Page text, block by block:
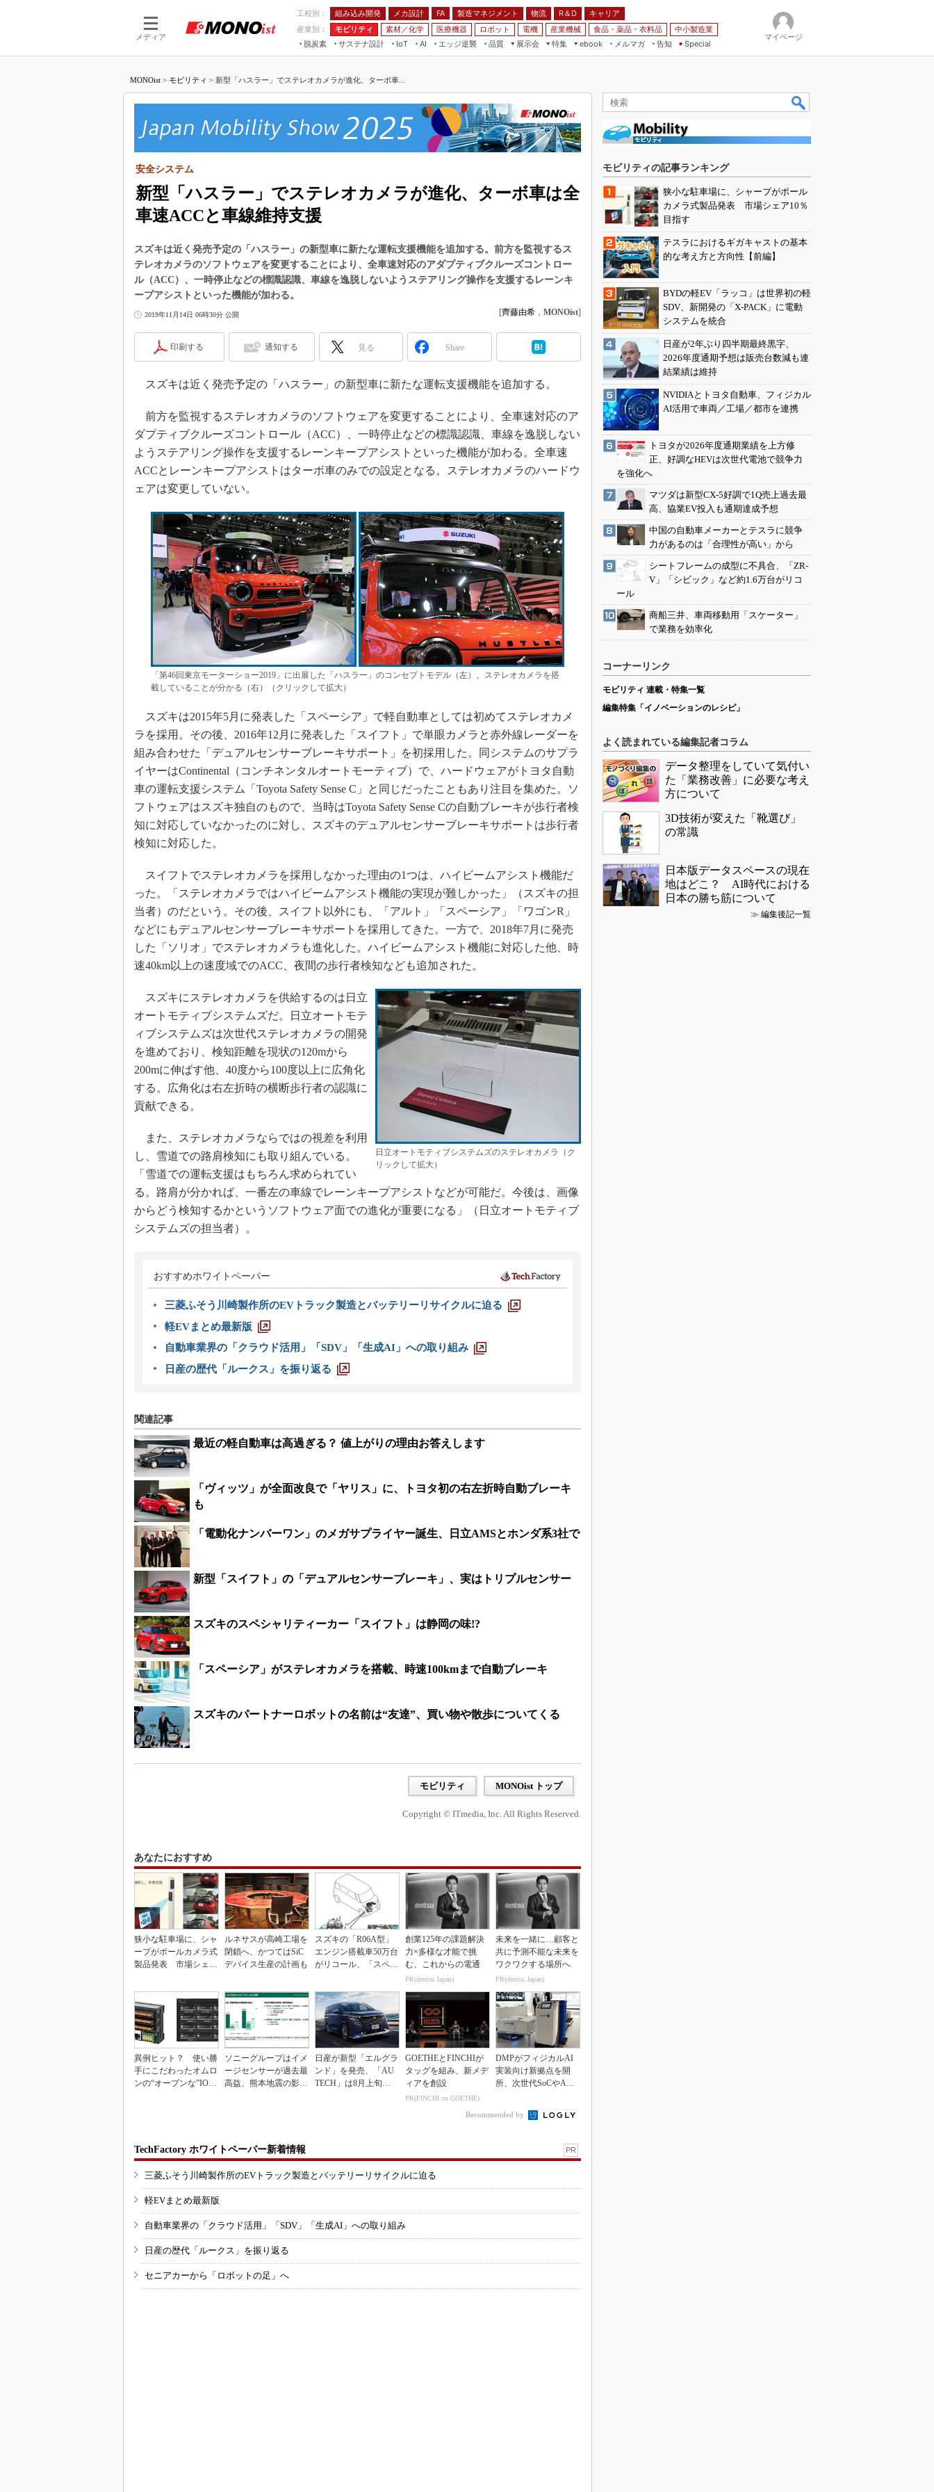
メディア
工程別： 組み込み開発 メカ設計 FA 製造マネジメント 物流 R＆D
キャリア
産業別：
モビリティ 素材／化学 医療機器 ロボット 電機 産業機械 食品・薬品・衣料品
中小製造業
脱炭素
サステナ設計
IoT
つながる工場
つながるサービス
AI
AI×設備保全
Physical AI
エッジ逆襲 品質
展示会
JIMTOF
組込み/エッジ コンピューティング
展＆IoT/5Gソリューション展
IIFES
国際ロボット展
TECHNO-FRONTIER
EdgeTech+
日本ものづくりワールド
特集
5G
VR／AR
フィールドサービス
組み込み画像技術
車載ソフト開発
ISO26262
S＆OP
インダストリー4.0
製造業ビッグデータ
メイドインジャパン
植物工場
海外生産
グローバル設計・開発
制御セキュリティ
新型コロナへの対応
ebook
製造マネジメント
FA
モビリティ
メルマガ
告知 Special
マイページ
MONOist > モビリティ > 新型「ハスラー」でステレオカメラが進化、ターボ車...
新型「ハスラー」でステレオカメラが進化、ターボ車は全
車速ACCと車線維持支援
安全システム
スズキは近く発売予定の「ハスラー」の新型車に新たな運転支援機能を追加する。前方を監視するス
テレオカメラのソフトウェアを変更することにより、全車速対応のアダプティブクルーズコントロー
ル（ACC）、一時停止などの標識認識、車線を逸脱しないようステアリング操作を支援するレーンキ
ープアシストといった機能が加わる。
2019年11月14日 06時30分 公開 [齊藤由希 ， MONOist]
印刷する 通知する 見る Share
スズキは近く発売予定の「ハスラー」の新型車に新たな運転支援機能を追加する。
前方を監視するステレオカメラのソフトウェアを変更することにより、全車速対応のア
ダプティブクルーズコントロール（ACC）、一時停止などの標識認識、車線を逸脱しない
ようステアリング操作を支援するレーンキープアシストといった機能が加わる。全車速
ACCとレーンキープアシストはターボ車のみでの設定となる。ステレオカメラのハードウ
ェアは変更していない。
「第46回東京モーターショー2019」に出展した「ハスラー」のコンセプトモデル（左）。ステレオカメラを搭
載していることが分かる（右）（クリックして拡大）
スズキは2015年5月に発表した「スペーシア」で軽自動車としては初めてステレオカメ
ラを採用。その後、2016年12月に発表した「スイフト」で単眼カメラと赤外線レーダーを
組み合わせた「デュアルセンサーブレーキサポート」を初採用した。同システムのサプラ
イヤーはContinental（コンチネンタルオートモーティブ）で、ハードウェアがトヨタ自動
車の運転支援システム「Toyota Safety Sense C」と同じだったこともあり注目を集めた。ソ
フトウェアはスズキ独自のもので、当時はToyota Safety Sense Cの自動ブレーキが歩行者検
知に対応していなかったのに対し、スズキのデュアルセンサーブレーキサポートは歩行者
検知に対応した。
スイフトでステレオカメラを採用しなかった理由の1つは、ハイビームアシスト機能だ
った。「ステレオカメラではハイビームアシスト機能の実現が難しかった」（スズキの担
当者）のだという。その後、スイフト以外にも、「アルト」「スペーシア」「ワゴンR」
などにもデュアルセンサーブレーキサポートを採用してきた。一方で、2018年7月に発売
した「ソリオ」でステレオカメラも進化した。ハイビームアシスト機能に対応した他、時
速40km以上の速度域でのACC、夜間の歩行者検知なども追加された。
日立オートモティブシステムズのステレオカメラ（ク
リックして拡大）
スズキにステレオカメラを供給するのは日立
オートモティブシステムズだ。日立オートモテ
ィブシステムズは次世代ステレオカメラの開発
を進めており、検知距離を現状の120mから
200mに伸ばす他、40度から100度以上に広角化
する。広角化は右左折時の横断歩行者の認識に
貢献できる。
また、ステレオカメラならではの視差を利用
し、雪道での路肩検知にも取り組んでいる。
「雪道での運転支援はもちろん求められてい
る。路肩が分かれば、一番左の車線でレーンキープアシストなどが可能だ。今後は、画像
からどう検知するかというソフトウェア面での進化が重要になる」（日立オートモティブ
システムズの担当者）。
おすすめホワイトペーパー
三菱ふそう川崎製作所のEVトラック製造とバッテリーリサイクルに迫る
軽EVまとめ最新版
自動車業界の「クラウド活用」「SDV」「生成AI」への取り組み
日産の歴代「ルークス」を振り返る
関連記事
最近の軽自動車は高過ぎる？ 値上がりの理由お答えします
「ヴィッツ」が全面改良で「ヤリス」に、トヨタ初の右左折時自動ブレーキ
も
「電動化ナンバーワン」のメガサプライヤー誕生、日立AMSとホンダ系3社で
新型「スイフト」の「デュアルセンサーブレーキ」、実はトリプルセンサー
スズキのスペシャリティーカー「スイフト」は静岡の味!?
「スペーシア」がステレオカメラを搭載、時速100kmまで自動ブレーキ
スズキのパートナーロボットの名前は“友達”、買い物や散歩についてくる
モビリティ MONOist トップ
Copyright © ITmedia, Inc. All Rights Reserved.
あなたにおすすめ
狭小な駐車場に、シャ
ープがポールカメラ式
製品発表 市場シェア
ルネサスが高崎工場を
閉鎖へ、かつてはSiC
デバイス生産の計画も
スズキの「R06A型」
エンジン搭載車50万台
がリコール、「スペー
創業125年の課題解決
力×多様な才能で挑
む、これからの電通
PR(dentsu Japan)
未来を一緒に…顧客と
共に予測不能な未来を
ワクワクする場所へ
PR(dentsu Japan)
異例ヒット？ 使い勝
手にこだわったオムロ
ンの“オープンな”IO-L
ソニーグループはイメ
ージセンサーが過去最
高益、熊本地震の影響
日産が新型「エルグラ
ンド」を発売、「AU
TECH」は8月上旬に
GOETHEとFINCHIが
タッグを組み、新メデ
ィアを創設
PR(FINCHI on GOETHE)
DMPがフィジカルAI
実装向け新拠点を開
所、次世代SoCやAM
Recommended by
TechFactory ホワイトペーパー新着情報 PR
三菱ふそう川崎製作所のEVトラック製造とバッテリーリサイクルに迫る
軽EVまとめ最新版
自動車業界の「クラウド活用」「SDV」「生成AI」への取り組み
日産の歴代「ルークス」を振り返る
セニアカーから「ロボットの足」へ
モビリティの記事ランキング
狭小な駐車場に、シャープがポール
カメラ式製品発表 市場シェア10％
目指す
テスラにおけるギガキャストの基本
的な考え方と方向性【前編】
BYDの軽EV「ラッコ」は世界初の軽
SDV、新開発の「X-PACK」に電動
システムを統合
日産が2年ぶり四半期最終黒字、
2026年度通期予想は販売台数減も連
結業績は維持
NVIDIAとトヨタ自動車、フィジカル
AI活用で車両／工場／都市を連携
トヨタが2026年度通期業績を上方修
正、好調なHEVは次世代電池で競争力
を強化へ
マツダは新型CX-5好調で1Q売上過去最
高、協業EV投入も通期達成予想
中国の自動車メーカーとテスラに競争
力があるのは「合理性が高い」から
シートフレームの成型に不具合、「ZR-
V」「シビック」など約1.6万台がリコ
ール
商船三井、車両移動用「スケーター」
で業務を効率化
コーナーリンク
モビリティ 連載・特集一覧
編集特集「イノベーションのレシピ」
よく読まれている編集記者コラム
データ整理をしていて気付い
た「業務改善」に必要な考え
方について
3D技術が変えた「靴選び」
の常識
日本版データスペースの現在
地はどこ？ AI時代における
日本の勝ち筋について
≫ 編集後記一覧